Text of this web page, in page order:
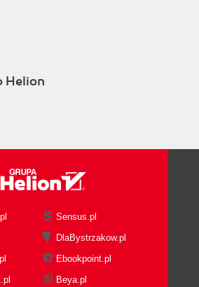
Helion
Sensus.pl
DlaBystrzakow.pl
Ebookpoint.pl
Beya.pl